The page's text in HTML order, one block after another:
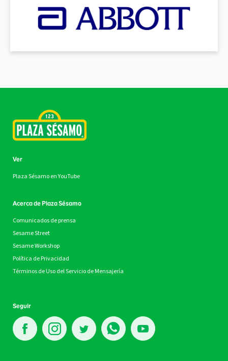
Ver
Plaza Sésamo en YouTube
Acerca de Plaza Sésamo
Comunicados de prensa
Sesame Street
Sesame Workshop
Política de Privacidad
Términos de Uso del Servicio de Mensajería
Seguir